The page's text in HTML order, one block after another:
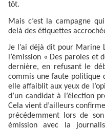
tôt.
Mais c’est la campagne
delà des étiquettes
Je l’ai déjà dit pour Marine
l’émission « Des paroles et
dernière, en refusant le
commis une faute politique
elle affaiblit aux yeux de
d’un candidat à l’élection
Cela vient d’ailleurs
précédemment lors de
émission avec la